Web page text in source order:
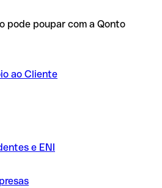
pode poupar com a Qonto
ao Cliente
e ENI